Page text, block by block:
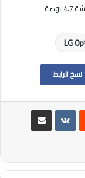
نسخ الرابط
مشاركة عبر البريد